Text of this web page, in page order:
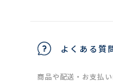
よくある質
商品や配送・お支払